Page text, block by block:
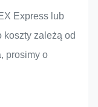
Express lub
koszty zależą od
prosimy o